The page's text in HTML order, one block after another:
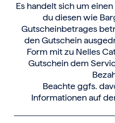
Es handelt sich um
du diesen wie
Gutscheinbetrages
den Gutschein
Form mit zu Nelles
Gutschein dem
Beachte ggfs.
Informationen auf